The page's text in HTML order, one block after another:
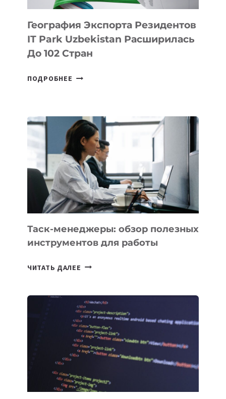
География Экспорта Резидентов
IT Park Uzbekistan Расширилась
До 102 Стран
ПОДРОБНЕЕ ГЕОГРАФИЯ
PARK
UZBEKISTAN
РАСШИРИЛАСЬ
ДО
102
СТРАН
Таск-менеджеры: обзор полезных
инструментов для работы
ЧИТАТЬ ДАЛЕЕ ТАСК-
ПОЛЕЗНЫХ
ИНСТРУМЕНТОВ
ДЛЯ
РАБОТЫ